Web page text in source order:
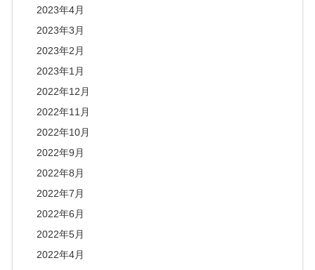
2023年4月
2023年3月
2023年2月
2023年1月
2022年12月
2022年11月
2022年10月
2022年9月
2022年8月
2022年7月
2022年6月
2022年5月
2022年4月